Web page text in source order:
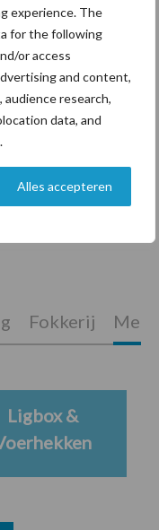
experience. The
for the following
or access
and content,
research,
data, and
Alles accepteren
over
hef
Fokkerij
Ligbox &